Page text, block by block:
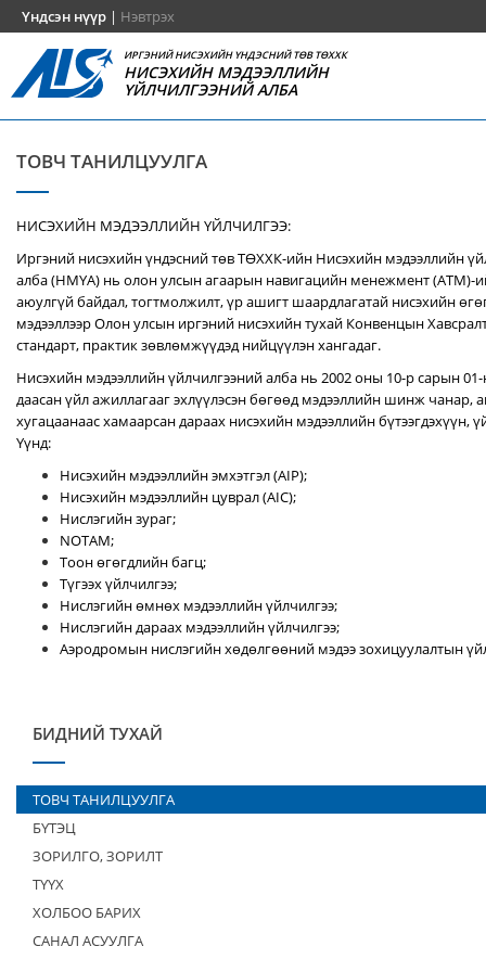
Үндсэн нүүр | Нэвтрэх
ИРГЭНИЙ НИСЭХИЙН ҮНДЭСНИЙ ТӨВ ТӨХХК
НИСЭХИЙН МЭДЭЭЛЛИЙН
ҮЙЛЧИЛГЭЭНИЙ АЛБА
ТОВЧ ТАНИЛЦУУЛГА
НИСЭХИЙН МЭДЭЭЛЛИЙН ҮЙЛЧИЛГЭЭ:
Иргэний нисэхийн үндэсний төв ТӨХХК-ийн Нисэхийн мэдээллийн
алба (НМҮА) нь олон улсын агаарын навигацийн менежмент (ATM)-
аюулгүй байдал, тогтмолжилт, үр ашигт шаардлагатай нисэхийн
мэдээллээр Олон улсын иргэний нисэхийн тухай Конвенцын
стандарт, практик зөвлөмжүүдэд нийцүүлэн хангадаг.
Нисэхийн мэдээллийн үйлчилгээний алба нь 2002 оны 10-р сарын
даасан үйл ажиллагааг эхлүүлэсэн бөгөөд мэдээллийн шинж чанар,
хугацаанаас хамаарсан дараах нисэхийн мэдээллийн бүтээгдэхүүн,
Үүнд:
Нисэхийн мэдээллийн эмхэтгэл (AIP);
Нисэхийн мэдээллийн цуврал (AIC);
Нислэгийн зураг;
NOTAM;
Тоон өгөгдлийн багц;
Түгээх үйлчилгээ;
Нислэгийн өмнөх мэдээллийн үйлчилгээ;
Нислэгийн дараах мэдээллийн үйлчилгээ;
Аэродромын нислэгийн хөдөлгөөний мэдээ зохицуулалтын
БИДНИЙ ТУХАЙ
ТОВЧ ТАНИЛЦУУЛГА
БҮТЭЦ
ЗОРИЛГО, ЗОРИЛТ
ТҮҮХ
ХОЛБОО БАРИХ
САНАЛ АСУУЛГА